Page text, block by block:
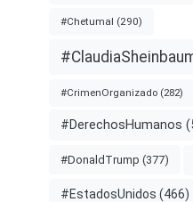
#Chetumal (290)
#CrimenOrganizado(282)
#DerechosHumanos
#DonaldTrump (377)
#EstadosUnidos (466)